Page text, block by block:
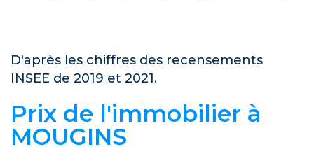
D'après les chiffres des recensements
INSEE de 2019 et 2021.
Prix de l'immobilier à
MOUGINS